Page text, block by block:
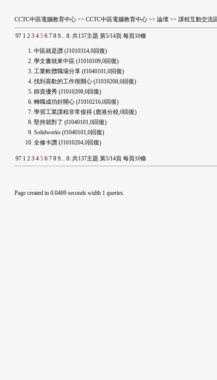
CCTC中區電腦教育中心 >> CCTC中區電腦教育中心 >> 論壇 >> 課程互動交流
97 1 2 3 4 5 6 7 8 9... 8: 共137主題 第5/14頁 每頁10條
中區就是讚 (J1010314,0回復)
學文書就來中區 (J1010109,0回復)
工業軟體職場分享 (f1040101,0回復)
找到喜歡的工作很開心 (J1010208,0回復)
師資優秀 (J1010208,0回復)
轉職成功好開心 (J1010216,0回復)
學習工業課程非常值得 (鹿港分校,0回復)
堅持就對了 (f1040101,0回復)
Solidworks (f1040101,0回復)
全修卡讚 (J1010204,0回復)
97 1 2 3 4 5 6 7 8 9... 8: 共137主題 第5/14頁 每頁10條
Page created in 0.0469 seconds width 1 queries.